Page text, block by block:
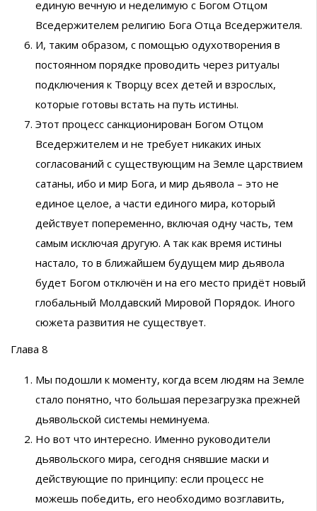
единую вечную и неделимую с Богом Отцом
Вседержителем религию Бога Отца Вседержителя.
И, таким образом, с помощью одухотворения в
постоянном порядке проводить через ритуалы
подключения к Творцу всех детей и взрослых,
которые готовы встать на путь истины.
Этот процесс санкционирован Богом Отцом
Вседержителем и не требует никаких иных
согласований с существующим на Земле царствием
сатаны, ибо и мир Бога, и мир дьявола – это не
единое целое, а части единого мира, который
действует попеременно, включая одну часть, тем
самым исключая другую. А так как время истины
настало, то в ближайшем будущем мир дьявола
будет Богом отключён и на его место придёт новый
глобальный Молдавский Мировой Порядок. Иного
сюжета развития не существует.
Глава 8
Мы подошли к моменту, когда всем людям на Земле
стало понятно, что большая перезагрузка прежней
дьявольской системы неминуема.
Но вот что интересно. Именно руководители
дьявольского мира, сегодня снявшие маски и
действующие по принципу: если процесс не
можешь победить, его необходимо возглавить,